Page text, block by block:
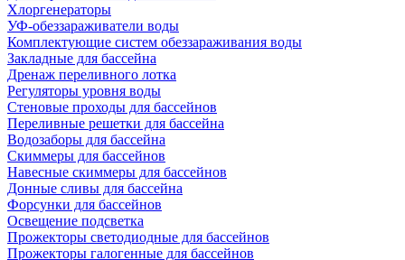
Хлоргенераторы
УФ-обеззараживатели воды
Комплектующие систем обеззараживания воды
Закладные для бассейна
Дренаж переливного лотка
Регуляторы уровня воды
Стеновые проходы для бассейнов
Переливные решетки для бассейна
Водозаборы для бассейна
Скиммеры для бассейнов
Навесные скиммеры для бассейнов
Донные сливы для бассейна
Форсунки для бассейнов
Освещение подсветка
Прожекторы светодиодные для бассейнов
Прожекторы галогенные для бассейнов